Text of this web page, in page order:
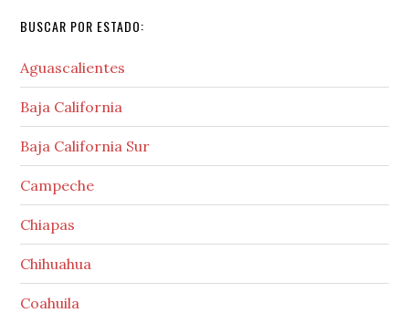
BUSCAR POR ESTADO:
Aguascalientes
Baja California
Baja California Sur
Campeche
Chiapas
Chihuahua
Coahuila